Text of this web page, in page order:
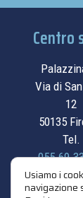
Centro
Via di
12
50135
Tel.
Usiamo i
navigazione